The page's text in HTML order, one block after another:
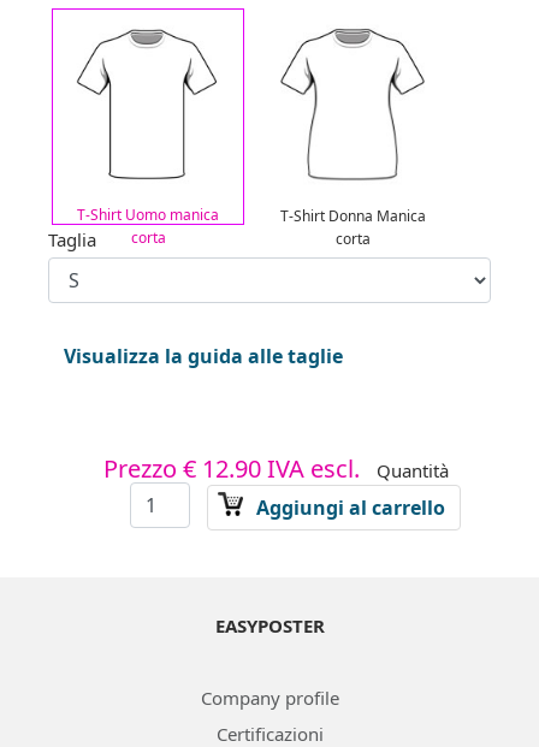
T-Shirt Uomo manica
corta
T-Shirt Donna Manica
corta
Taglia
Visualizza la guida alle taglie
Prezzo € 12.90IVA escl. Quantità
Aggiungi al carrello
EASYPOSTER
Company profile
Certificazioni